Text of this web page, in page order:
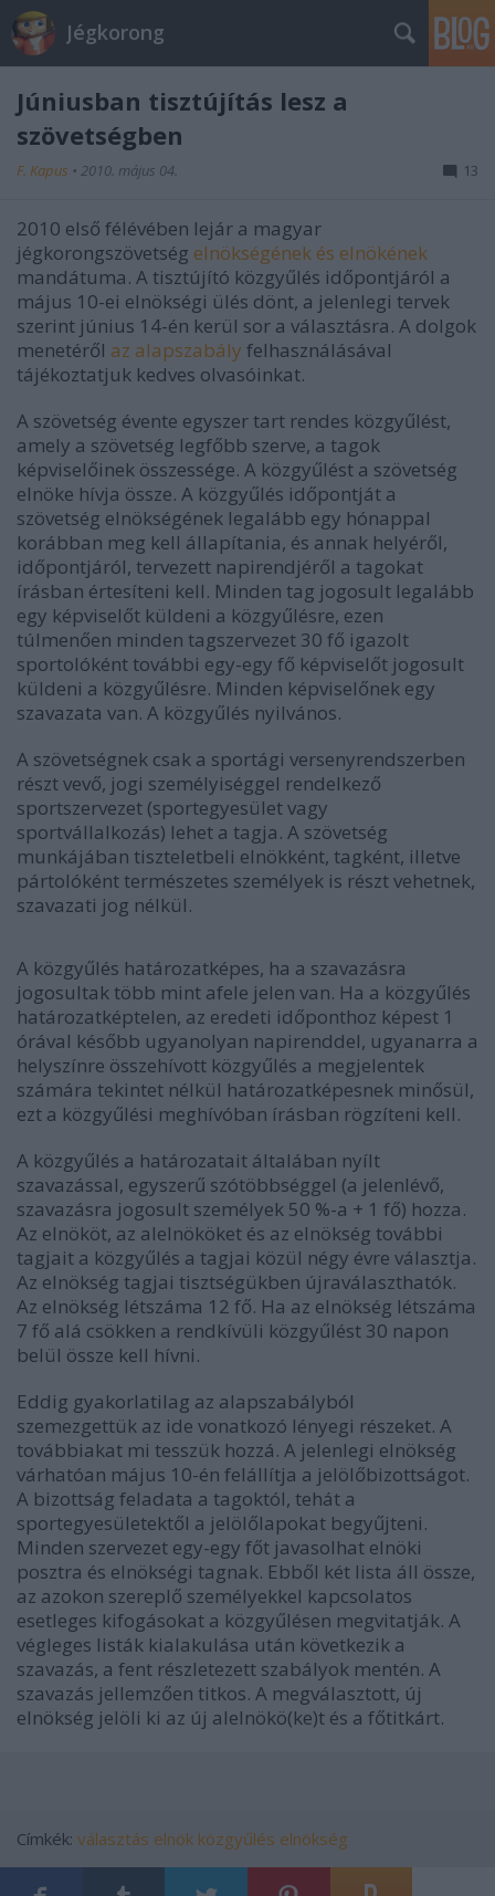
Jégkorong
Júniusban tisztújítás lesz a
szövetségben
F. Kapus • 2010. május 04. 13
2010 első félévében lejár a magyar
jégkorongszövetség elnökségének és elnökének
mandátuma. A tisztújító közgyűlés időpontjáról a
május 10-ei elnökségi ülés dönt, a jelenlegi tervek
szerint június 14-én kerül sor a választásra. A dolgok
menetéről az alapszabály felhasználásával
tájékoztatjuk kedves olvasóinkat.
A szövetség évente egyszer tart rendes közgyűlést,
amely a szövetség legfőbb szerve, a tagok
képviselőinek összessége. A közgyűlést a szövetség
elnöke hívja össze. A közgyűlés időpontját a
szövetség elnökségének legalább egy hónappal
korábban meg kell állapítania, és annak helyéről,
időpontjáról, tervezett napirendjéről a tagokat
írásban értesíteni kell. Minden tag jogosult legalább
egy képviselőt küldeni a közgyűlésre, ezen
túlmenően minden tagszervezet 30 fő igazolt
sportolóként további egy-egy fő képviselőt jogosult
küldeni a közgyűlésre. Minden képviselőnek egy
szavazata van. A közgyűlés nyilvános.
A szövetségnek csak a sportági versenyrendszerben
részt vevő, jogi személyiséggel rendelkező
sportszervezet (sportegyesület vagy
sportvállalkozás) lehet a tagja. A szövetség
munkájában tiszteletbeli elnökként, tagként, illetve
pártolóként természetes személyek is részt vehetnek,
szavazati jog nélkül.
A közgyűlés határozatképes, ha a szavazásra
jogosultak több mint afele jelen van. Ha a közgyűlés
határozatképtelen, az eredeti időponthoz képest 1
órával később ugyanolyan napirenddel, ugyanarra a
helyszínre összehívott közgyűlés a megjelentek
számára tekintet nélkül határozatképesnek minősül,
ezt a közgyűlési meghívóban írásban rögzíteni kell.
A közgyűlés a határozatait általában nyílt
szavazással, egyszerű szótöbbséggel (a jelenlévő,
szavazásra jogosult személyek 50 %-a + 1 fő) hozza.
Az elnököt, az alelnököket és az elnökség további
tagjait a közgyűlés a tagjai közül négy évre választja.
Az elnökség tagjai tisztségükben újraválaszthatók.
Az elnökség létszáma 12 fő. Ha az elnökség létszáma
7 fő alá csökken a rendkívüli közgyűlést 30 napon
belül össze kell hívni.
Eddig gyakorlatilag az alapszabályból
szemezgettük az ide vonatkozó lényegi részeket. A
továbbiakat mi tesszük hozzá. A jelenlegi elnökség
várhatóan május 10-én felállítja a jelölőbizottságot.
A bizottság feladata a tagoktól, tehát a
sportegyesületektől a jelölőlapokat begyűjteni.
Minden szervezet egy-egy főt javasolhat elnöki
posztra és elnökségi tagnak. Ebből két lista áll össze,
az azokon szereplő személyekkel kapcsolatos
esetleges kifogásokat a közgyűlésen megvitatják. A
végleges listák kialakulása után következik a
szavazás, a fent részletezett szabályok mentén. A
szavazás jellemzően titkos. A megválasztott, új
elnökség jelöli ki az új alelnökö(ke)t és a főtitkárt.
Címkék: választás elnök közgyűlés elnökség